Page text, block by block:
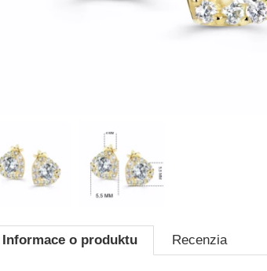
Informace o produktu Recenzia